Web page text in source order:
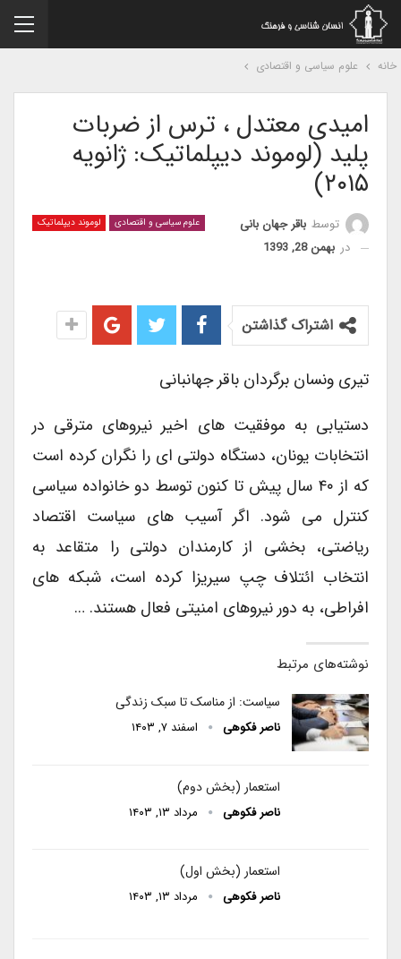
علوم سیاسی و اقتصادی
امیدی معتدل ، ترس از ضربات
پلید (لوموند دیپلماتیک: ژانویه
۲۰۱۵)
علوم سیاسی و اقتصادی لوموند دیپلماتیک توسطباقر جهان بانی
دربهمن 28, 1393
اشتراک گذاشتن
تیری ونسان برگردان باقر جهانبانی
دستیابی به موفقیت های اخیر نیروهای مترقی در
انتخابات یونان، دستگاه دولتی ای را نگران کرده است
که از ۴۰ سال پیش تا کنون توسط دو خانواده سیاسی
کنترل می شود. اگر آسیب های سیاست اقتصاد
ریاضتی، بخشی از کارمندان دولتی را متقاعد به
انتخاب ائتلاف چپ سیریزا کرده است، شبکه های
افراطی، به دور نیروهای امنیتی فعال هستند. …
نوشته‌های مرتبط
سیاست: از مناسک تا سبک زندگی
ناصر فکوهی اسفند ۷, ۱۴۰۳
استعمار (بخش دوم)
ناصر فکوهی مرداد ۱۳, ۱۴۰۳
استعمار (بخش اول)
ناصر فکوهی مرداد ۱۳, ۱۴۰۳